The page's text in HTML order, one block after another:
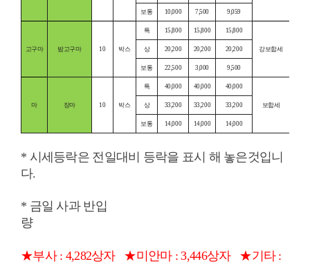
보통 10,000 7,500 9,059
고구마 밤고구마 10 박스
특 15,800 15,800 15,800
강보합세
상 20,200 20,200 20,200
보통 22,500 3,000 9,500
마 장마 10 박스
특 40,000 40,000 40,000
보합세
상 33,200 33,200 33,200
보통 14,000 14,000 14,000
* 시세등락은 전일대비 등락을 표시 해 놓은것입니
다.
* 금일 사과 반입
량
★부사 : 4,282상자 ★미안마 : 3,446상자 ★기타 :